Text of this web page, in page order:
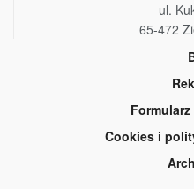
ul.
65-472
Cookies i